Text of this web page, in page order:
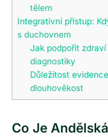
tělem
Integrativní přístup:
s duchovnem
Jak podpořit
diagnostiky
Důležitost
dlouhověkost
Co Je